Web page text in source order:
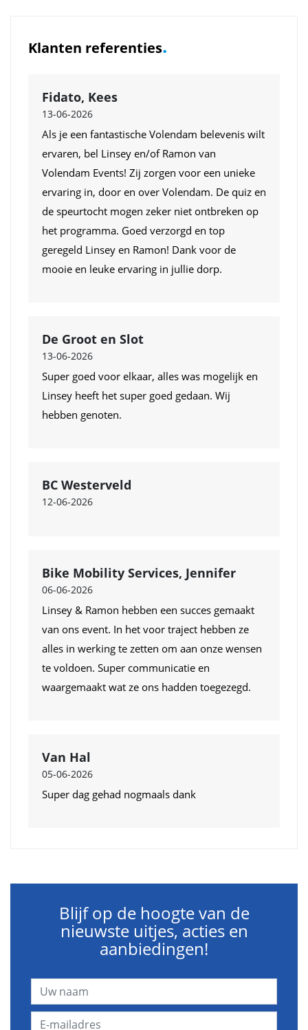
Klanten referenties.
Fidato, Kees
13-06-2026
Als je een fantastische Volendam belevenis wilt
ervaren, bel Linsey en/of Ramon van
Volendam Events! Zij zorgen voor een unieke
ervaring in, door en over Volendam. De quiz en
de speurtocht mogen zeker niet ontbreken op
het programma. Goed verzorgd en top
geregeld Linsey en Ramon! Dank voor de
mooie en leuke ervaring in jullie dorp.
De Groot en Slot
13-06-2026
Super goed voor elkaar, alles was mogelijk en
Linsey heeft het super goed gedaan. Wij
hebben genoten.
BC Westerveld
12-06-2026
Bike Mobility Services, Jennifer
06-06-2026
Linsey & Ramon hebben een succes gemaakt
van ons event. In het voor traject hebben ze
alles in werking te zetten om aan onze wensen
te voldoen. Super communicatie en
waargemaakt wat ze ons hadden toegezegd.
Van Hal
05-06-2026
Super dag gehad nogmaals dank
Blijf op de hoogte van de
nieuwste uitjes, acties en
aanbiedingen!